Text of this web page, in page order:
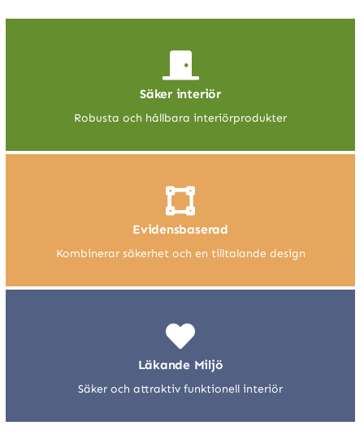
Säker interiör
Robusta och hållbara interiörprodukter
Evidensbaserad
Kombinerar säkerhet och en tilltalande design
Läkande Miljö
Säker och attraktiv funktionell interiör